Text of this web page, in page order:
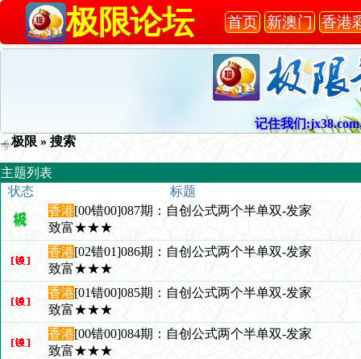
极限论坛 首页 新澳门 香港
记住我们
极限 » 搜索
主题列表
状态
标题
香港[00错00]087期：自创公式两个半单双-发家
致富★★★
香港[02错01]086期：自创公式两个半单双-发家
致富★★★
香港[01错00]085期：自创公式两个半单双-发家
致富★★★
香港[00错00]084期：自创公式两个半单双-发家
致富★★★